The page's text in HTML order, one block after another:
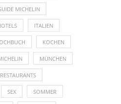
MICHELIN
ITALIEN
KOCHEN
MÜNCHEN
RESTAURANTS
SEX SOMMER